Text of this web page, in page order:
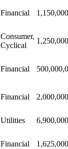
Financial
Consumer,
Cyclical
Financial
Financial
Utilities
Financial